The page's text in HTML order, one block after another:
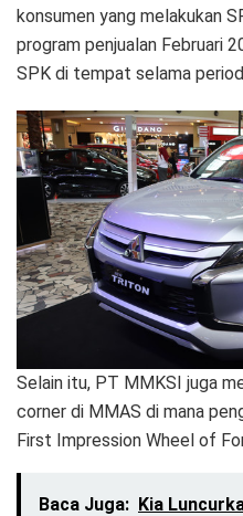
konsumen yang melakukan
program penjualan Februari
SPK di tempat selama
Selain itu, PT MMKSI juga
corner di MMAS di mana
First Impression Wheel of
Baca Juga: Kia